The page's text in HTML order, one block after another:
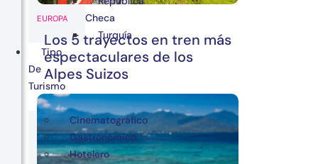
EUROPA
Los 5 trayectos en tren más
espectaculares de los
Alpes Suizos
Checa
Turquía
Tipo
De
Turismo
Cinematográfico
Gastronómico
Hotelero